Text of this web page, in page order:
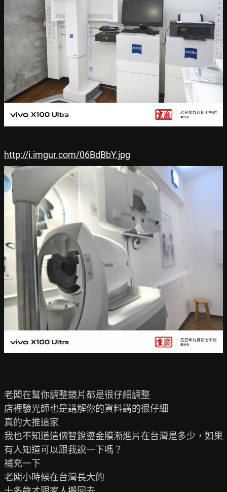
http://i.imgur.com/06BdBbY.jpg
老闆在幫你調整鏡片都是很仔細調整
店裡驗光師也是講解你的資料講的很仔細
真的大推這家
我也不知道這個智銳鎏金膜漸進片在台灣是多少，如果
有人知道可以跟我說一下嗎？
補充一下
老闆小時候在台灣長大的